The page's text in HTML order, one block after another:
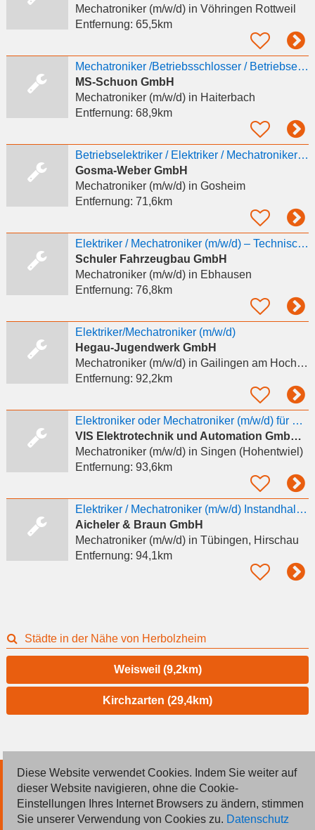
Mechatroniker (m/w/d)in Vöhringen Rottweil
Entfernung: 65,5km
Mechatroniker /Betriebsschlosser / Betriebselektriker (m/w/w)
MS-Schuon GmbH
Mechatroniker (m/w/d)in Haiterbach
Entfernung: 68,9km
Betriebselektriker / Elektriker / Mechatroniker (m/w/d)
Gosma-Weber GmbH
Mechatroniker (m/w/d)in Gosheim
Entfernung: 71,6km
Elektriker / Mechatroniker (m/w/d) – Technischer Support auf Rennstrecken
Schuler Fahrzeugbau GmbH
Mechatroniker (m/w/d)in Ebhausen
Entfernung: 76,8km
Elektriker/Mechatroniker (m/w/d)
Hegau-Jugendwerk GmbH
Mechatroniker (m/w/d)in Gailingen am Hochrhein
Entfernung: 92,2km
Elektroniker oder Mechatroniker (m/w/d) für den industriellen Bereich
VIS Elektrotechnik und Automation GmbH & Co.KG
Mechatroniker (m/w/d)in Singen (Hohentwiel)
Entfernung: 93,6km
Elektriker / Mechatroniker (m/w/d) Instandhaltung
Aicheler & Braun GmbH
Mechatroniker (m/w/d)in Tübingen, Hirschau
Entfernung: 94,1km
Städte in der Nähe von Herbolzheim
Weisweil (9,2km)
Kirchzarten (29,4km)
© 2026 Deutsche Jobmarkt GmbH
Inserieren
Diese Website verwendet Cookies. Indem Sie weiter auf
dieser Website navigieren, ohne die Cookie-
Einstellungen Ihres Internet Browsers zu ändern, stimmen
Sie unserer Verwendung von Cookies zu. Datenschutz